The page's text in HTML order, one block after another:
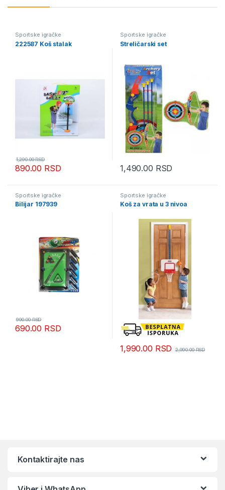
Sportske igračke
222587 Koš stalak
890.00 RSD
1,290.00RSD
Sportske igračke
Streličarski set
1,490.00 RSD
Sportske igračke
Bilijar 197939
690.00 RSD
990.00RSD
Sportske igračke
Koš za vrata u 3 nivoa
1,990.00 RSD 2,990.00RSD
Kontaktirajte nas